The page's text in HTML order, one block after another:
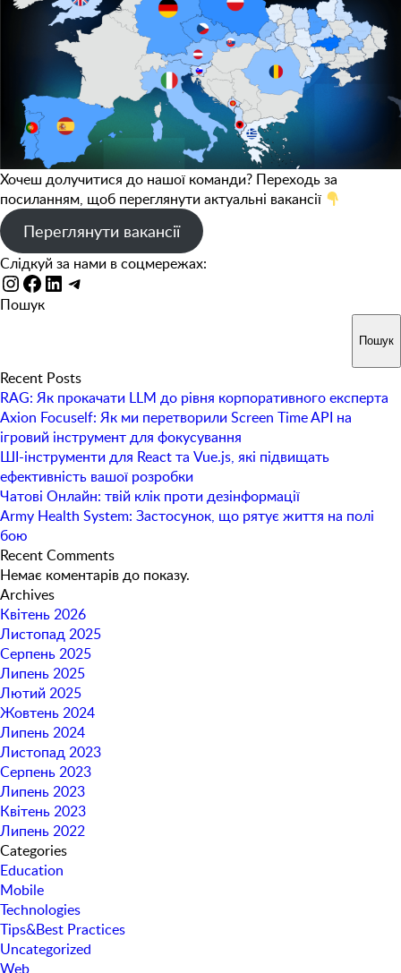
Хочеш долучитися до нашої команди? Переходь за
посиланням, щоб переглянути актуальні вакансії
Переглянути вакансії
Слідкуй за нами в соцмережах:
Instagram
Facebook
LinkedIn
Telegram
Пошук
Пошук
Recent Posts
RAG: Як прокачати LLM до рівня корпоративного експерта
Axion Focuself: Як ми перетворили Screen Time API на
ігровий інструмент для фокусування
ШІ-інструменти для React та Vue.js, які підвищать
ефективність вашої розробки
Чатові Онлайн: твій клік проти дезінформації
Army Health System: Застосунок, що рятує життя на полі
бою
Recent Comments
Немає коментарів до показу.
Archives
Квітень 2026
Листопад 2025
Серпень 2025
Липень 2025
Лютий 2025
Жовтень 2024
Липень 2024
Листопад 2023
Серпень 2023
Липень 2023
Квітень 2023
Липень 2022
Categories
Education
Mobile
Technologies
Tips&Best Practices
Uncategorized
Web